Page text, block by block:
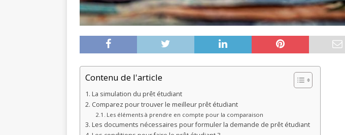
Contenu de l'article
La simulation du prêt étudiant
Comparez pour trouver le meilleur prêt étudiant
Les éléments à prendre en compte pour la comparaison
Les documents nécessaires pour formuler la demande de prêt étudiant